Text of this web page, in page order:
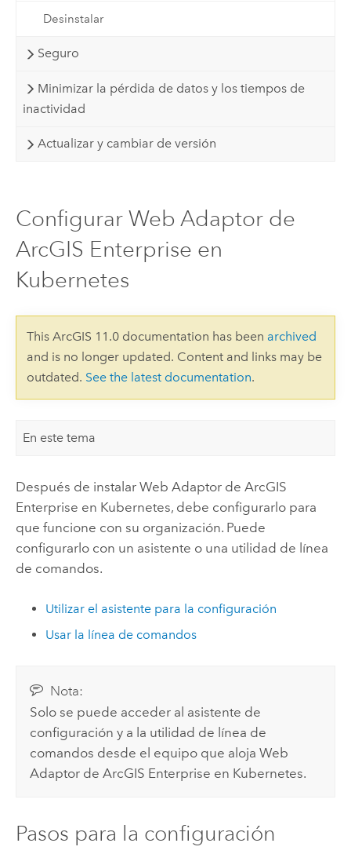
Desinstalar
Seguro
Minimizar la pérdida de datos y los tiempos de
inactividad
Actualizar y cambiar de versión
Configurar Web Adaptor de
ArcGIS Enterprise en
Kubernetes
This ArcGIS 11.0 documentation has been archived
and is no longer updated. Content and links may be
outdated. See the latest documentation.
En este tema
Después de instalar Web Adaptor de ArcGIS
Enterprise en Kubernetes, debe configurarlo para
que funcione con su organización. Puede
configurarlo con un asistente o una utilidad de línea
de comandos.
Utilizar el asistente para la configuración
Usar la línea de comandos
Nota:
Solo se puede acceder al asistente de
configuración y a la utilidad de línea de
comandos desde el equipo que alojaWeb
Adaptor de ArcGIS Enterprise en Kubernetes.
Pasos para la configuración